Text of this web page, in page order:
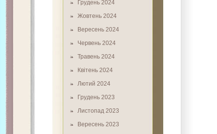
Грудень 2024
Жовтень 2024
Вересень 2024
Червень 2024
Травень 2024
Квітень 2024
Лютий 2024
Грудень 2023
Листопад 2023
Вересень 2023